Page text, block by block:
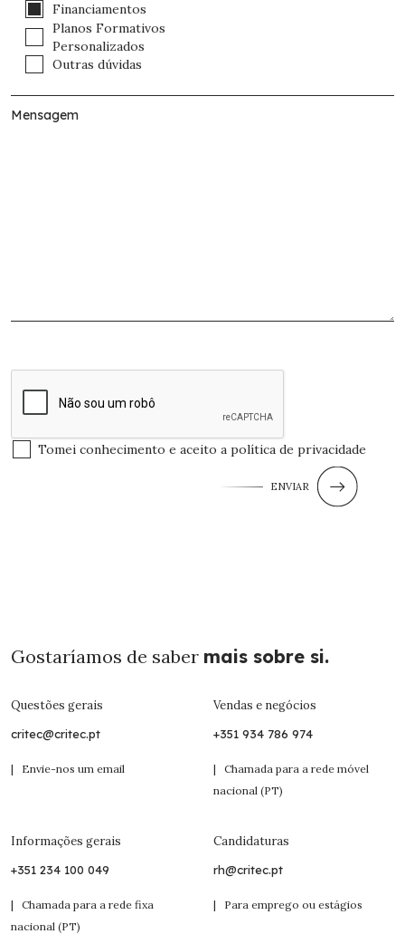
Financiamentos
Planos Formativos
Personalizados
Outras dúvidas
Tomei conhecimento e aceito a política de privacidade
ENVIAR
Gostaríamos de saber mais sobre si.
Questões gerais
critec@critec.pt
| Envie-nos um email
Vendas e negócios
+351 934 786 974
| Chamada para a rede móvel
nacional (PT)
Informações gerais
+351 234 100 049
| Chamada para a rede fixa
nacional (PT)
Candidaturas
rh@critec.pt
| Para emprego ou estágios